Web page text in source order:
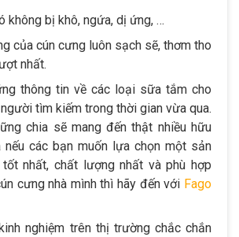
không bị khô, ngứa, dị ứng, …
của cún cưng luôn sạch sẽ, thơm tho
nhất.
thông tin về các loại sữa tắm cho
tìm kiếm trong thời gian vừa qua.
chia sẽ mang đến thật nhiều hữu
nếu các bạn muốn lựa chọn một sản
nhất, chất lượng nhất và phù hợp
cưng nhà mình thì hãy đến với Fago
nghiệm trên thị trường chắc chắn